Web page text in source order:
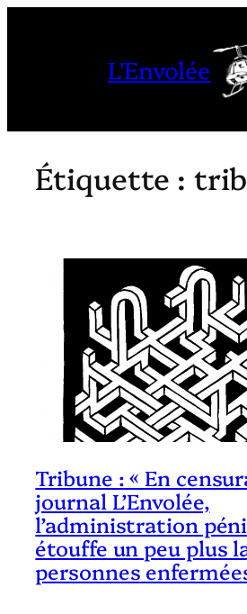
L'Envolée
Étiquette :
Tribune : « En
journal L’Envolée,
l’administration
étouffe un peu plus
personnes